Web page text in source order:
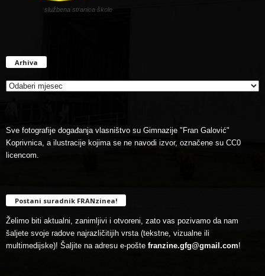
službena stranica škole
Arhiva
Sve fotografije događanja vlasništvo su Gimnazije "Fran Galović"
Koprivnica, a ilustracije kojima se ne navodi izvor, označene su CC0
licencom.
Postani suradnik FRANzinea!
Želimo biti aktualni, zanimljivi i otvoreni, zato vas pozivamo da nam
šaljete svoje radove najrazličitijih vrsta (tekstne, vizualne ili
multimedijske)! Šaljite na adresu e-pošte franzine.gfg@gmail.com!